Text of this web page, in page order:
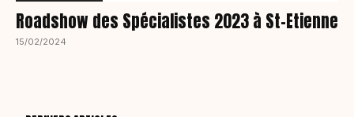
Roadshow des Spécialistes 2023 à St-Etienne
15/02/2024